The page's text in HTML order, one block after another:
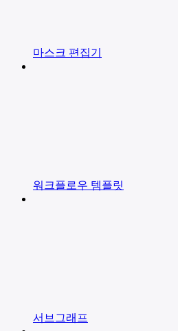
마스크 편집기
워크플로우 템플릿
서브그래프